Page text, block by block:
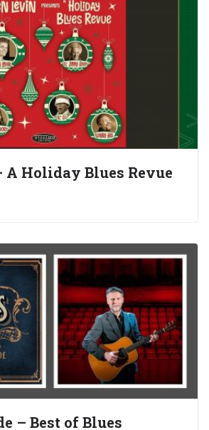
A Holiday Blues Revue
– Best of Blues